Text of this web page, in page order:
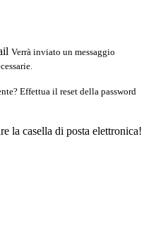
Verrà inviato un messaggio
Effettua il reset della password
la casella di posta elettronica!